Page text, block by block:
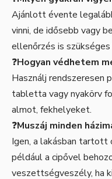
Ajánlott évente
vinni, de idősebb vagy
ellenőrzés is
❓Hogyan védhetem
Használj rendszeresen
tabletta vagy nyakörv
almot, fekhelyeket.
❓Muszáj minden
Igen, a lakásban tartott
például a cipővel
veszettségveszély, ha